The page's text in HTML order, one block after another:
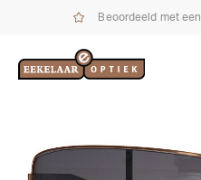
Beoordeeld met een